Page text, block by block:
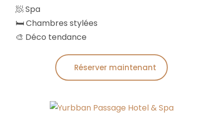
🧖 Spa
🛏️ Chambres stylées
🎨 Déco tendance
Réserver maintenant